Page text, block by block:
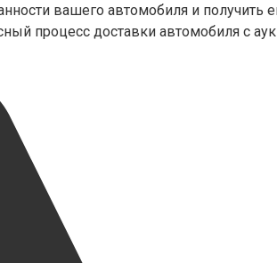
вашего автомобиля и получить
процесс доставки автомобиля с